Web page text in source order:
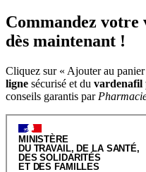
Commandez
dès maintenant !
Cliquez sur « Ajouter au
ligne sécurisé et du vardenafil
conseils garantis par